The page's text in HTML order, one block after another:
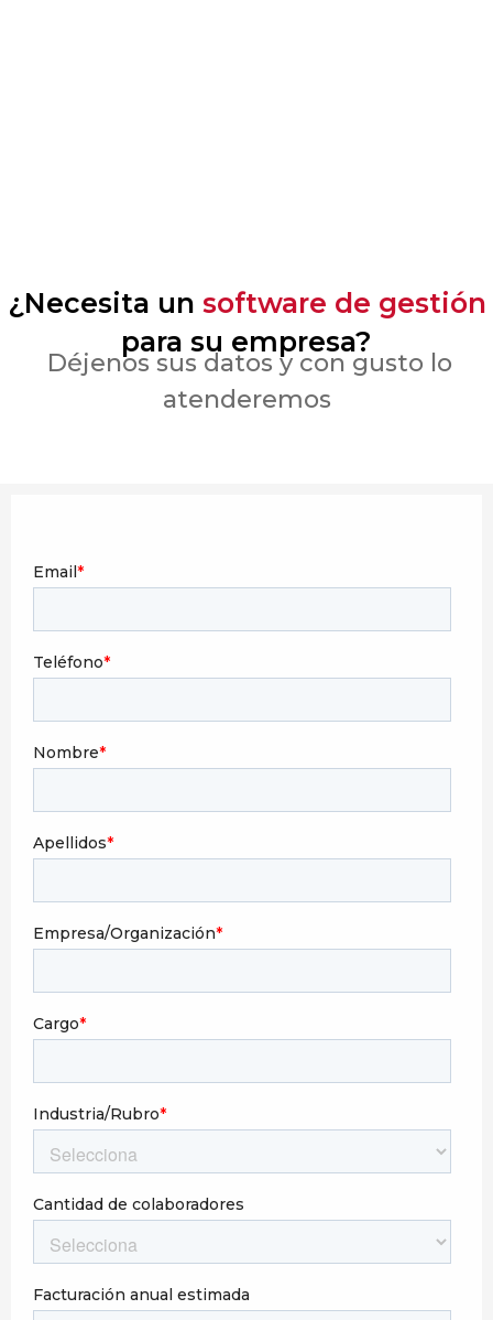
¿Necesita un software de gestión
para su empresa?
Déjenos sus datos y con gusto lo
atenderemos